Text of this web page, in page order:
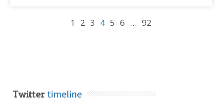
1 2 3 4 5 6 … 92
Twitter timeline